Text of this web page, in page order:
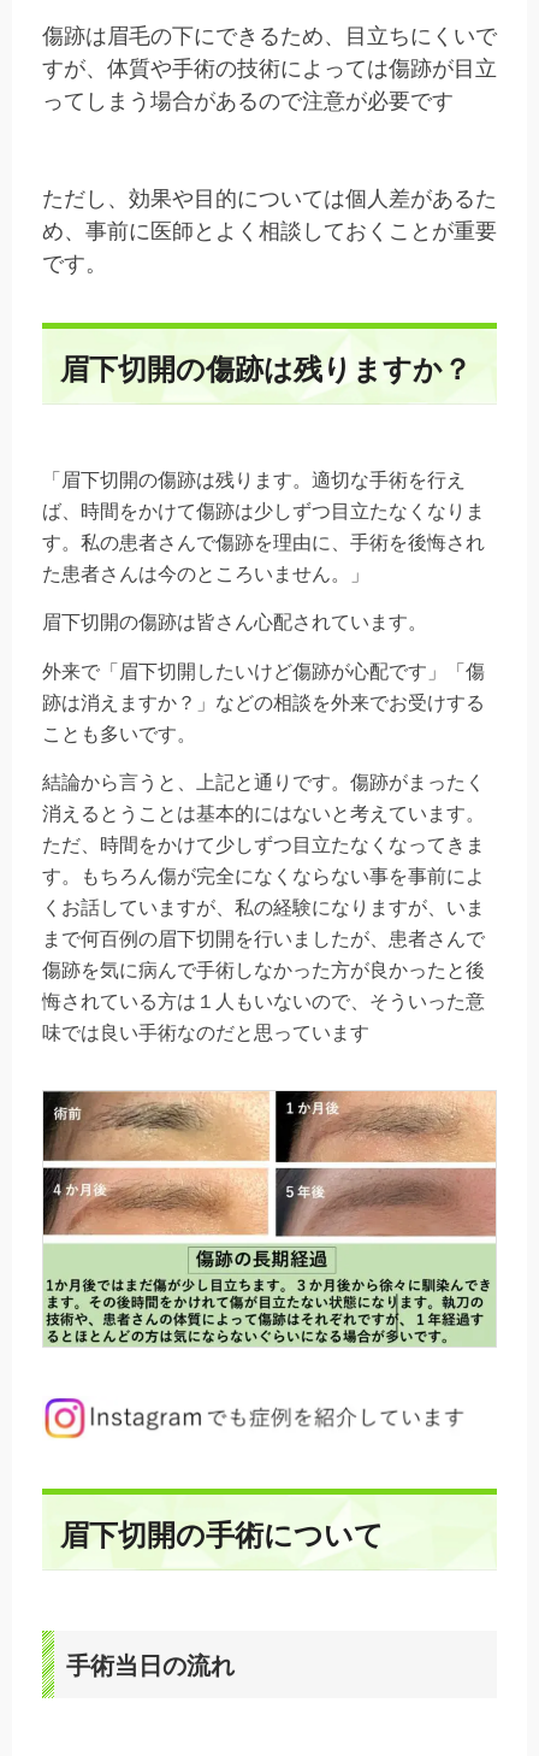
傷跡は眉毛の下にできるため、目立ちにくいで
すが、体質や手術の技術によっては傷跡が目立
ってしまう場合があるので注意が必要です
ただし、効果や目的については個人差があるた
め、事前に医師とよく相談しておくことが重要
です。
眉下切開の傷跡は残りますか？
「眉下切開の傷跡は残ります。適切な手術を行え
ば、時間をかけて傷跡は少しずつ目立たなくなりま
す。私の患者さんで傷跡を理由に、手術を後悔され
た患者さんは今のところいません。」
眉下切開の傷跡は皆さん心配されています。
外来で「眉下切開したいけど傷跡が心配です」「傷
跡は消えますか？」などの相談を外来でお受けする
ことも多いです。
結論から言うと、上記と通りです。傷跡がまったく
消えるとうことは基本的にはないと考えています。
ただ、時間をかけて少しずつ目立たなくなってきま
す。もちろん傷が完全になくならない事を事前によ
くお話していますが、私の経験になりますが、いま
まで何百例の眉下切開を行いましたが、患者さんで
傷跡を気に病んで手術しなかった方が良かったと後
悔されている方は１人もいないので、そういった意
味では良い手術なのだと思っています
眉下切開の手術について
手術当日の流れ